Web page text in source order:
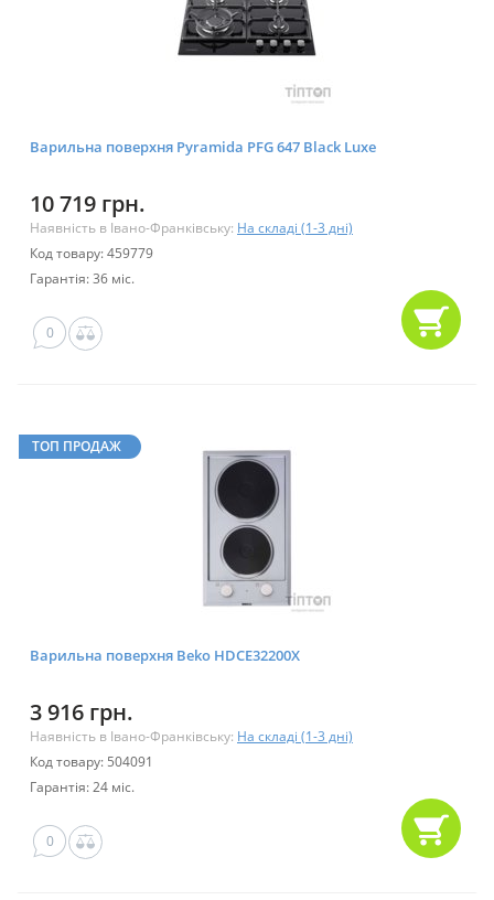
Варильна поверхня Pyramida PFG 647 Black Luxe
10 719 грн.
Наявність в Івано-Франківську: На складі (1-3 дні)
Код товару: 459779
Гарантія: 36 міс.
0
ТОП ПРОДАЖ
Варильна поверхня Beko HDCE32200X
3 916 грн.
Наявність в Івано-Франківську: На складі (1-3 дні)
Код товару: 504091
Гарантія: 24 міс.
0